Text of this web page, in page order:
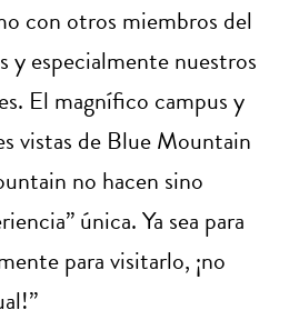
con otros miembros del
y especialmente nuestros
El magnífico campus y
vistas de Blue Mountain
no hacen sino
única. Ya sea para
para visitarlo, ¡no